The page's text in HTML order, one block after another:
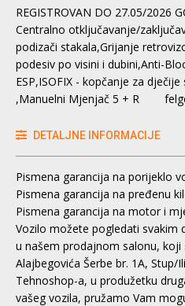
REGISTROVAN DO 27.05/2026
Centralno otključavanje/
podizači stakala,Grijanje
podesiv po visini i dubini,Anti-
ESP,ISOFIX - kopčanje za
,Manuelni Mjenjač 5 + R felge
DETALJNE INFORMACIJE
Pismena garancija na porijeklo
Pismena garancija na pređenu
Pismena garancija na motor i
Vozilo možete pogledati svakim
u našem prodajnom salonu, koji
Alajbegovića Šerbe br. 1A, Stup/
Tehnoshop-a, u produžetku
vašeg vozila, pružamo Vam